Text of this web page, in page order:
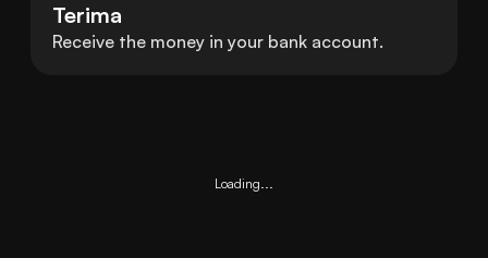
Terima
Receive the money in your bank account.
Loading...